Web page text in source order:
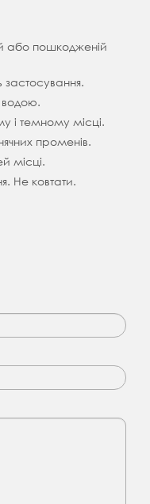
або пошкодженій
застосування.
водою.
і темному місці.
променів.
місці.
Не ковтати.